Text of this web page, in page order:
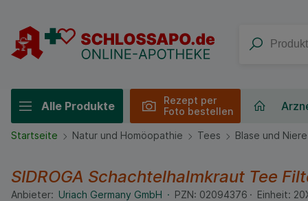
Alle Produkte
Rezept per
Foto bestellen
Startseite Natur und Homöopathie Tees Blase und Niere
SIDROGA Schachtelhalmkraut Tee
Anbieter: Uriach Germany GmbH PZN: 02094376 Einheit: